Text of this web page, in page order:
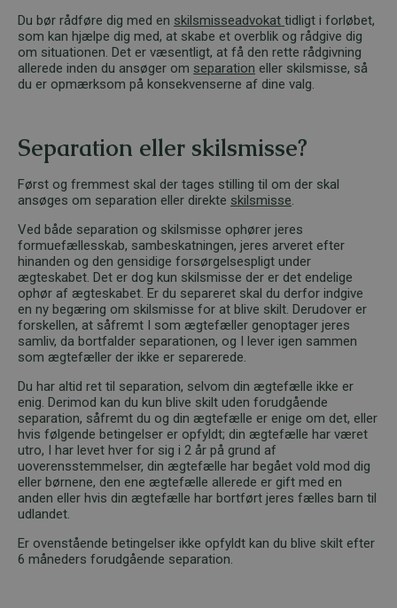
Du bør rådføre dig med en skilsmisseadvokat tidligt i forløbet,
som kan hjælpe dig med, at skabe et overblik og rådgive dig
om situationen. Det er væsentligt, at få den rette rådgivning
allerede inden du ansøger om separation eller skilsmisse, så
du er opmærksom på konsekvenserne af dine valg.
Separation eller skilsmisse?
Først og fremmest skal der tages stilling til om der skal
ansøges om separation eller direkte skilsmisse.
Ved både separation og skilsmisse ophører jeres
formuefællesskab, sambeskatningen, jeres arveret efter
hinanden og den gensidige forsørgelsespligt under
ægteskabet. Det er dog kun skilsmisse der er det endelige
ophør af ægteskabet. Er du separeret skal du derfor indgive
en ny begæring om skilsmisse for at blive skilt. Derudover er
forskellen, at såfremt I som ægtefæller genoptager jeres
samliv, da bortfalder separationen, og I lever igen sammen
som ægtefæller der ikke er separerede.
Du har altid ret til separation, selvom din ægtefælle ikke er
enig. Derimod kan du kun blive skilt uden forudgående
separation, såfremt du og din ægtefælle er enige om det, eller
hvis følgende betingelser er opfyldt; din ægtefælle har været
utro, I har levet hver for sig i 2 år på grund af
uoverensstemmelser, din ægtefælle har begået vold mod dig
eller børnene, den ene ægtefælle allerede er gift med en
anden eller hvis din ægtefælle har bortført jeres fælles barn til
udlandet.
Er ovenstående betingelser ikke opfyldt kan du blive skilt efter
6 måneders forudgående separation.